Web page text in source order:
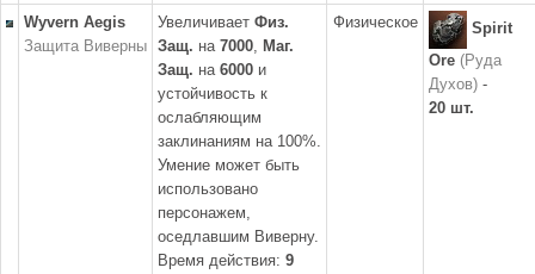
Wyvern Aegis
Защита Виверны
Увеличивает Физ.
Защ. на 7000, Маг.
Защ. на 6000 и
устойчивость к
ослабляющим
заклинаниям на 100%.
Умение может быть
использовано
персонажем,
оседлавшим Виверну.
Время действия: 9
Физическое
Spirit
Ore (Руда
Духов) -
20 шт.